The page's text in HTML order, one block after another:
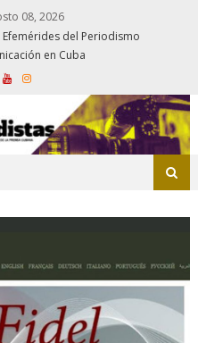
08, 2026
Efemérides del Periodismo
en Cuba